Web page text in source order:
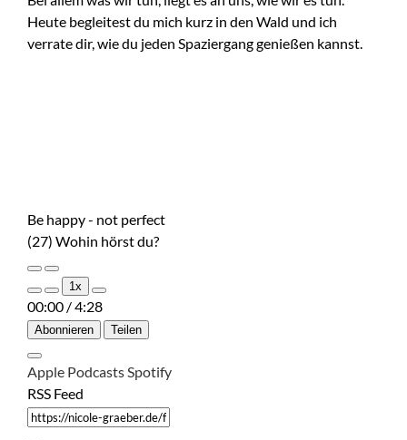
Heute begleitest du mich kurz in den Wald und ich
verrate dir, wie du jeden Spaziergang genießen kannst.
Be happy - not perfect
(27) Wohin hörst du?
Play
Episode
Pause
Episode
1x
00:00 /4:28
Abonnieren Teilen
Apple PodcastsSpotify
RSS Feed